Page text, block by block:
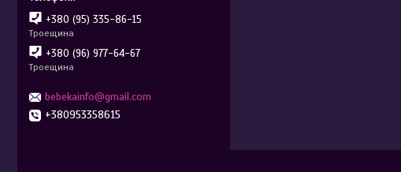
+380 (95) 335-86-15
Троещина
+380 (96) 977-64-67
Троещина
bebekainfo@gmail.com
+380953358615